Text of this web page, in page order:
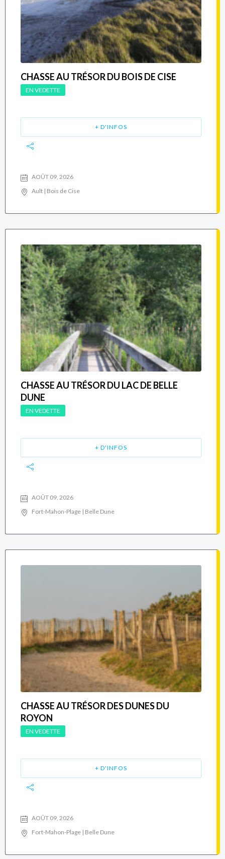
CHASSE AU TRÉSOR DU BOIS DE CISE
EN VEDETTE
+ D'INFOS
AOÛT 09, 2026
Ault | Bois de Cise
CHASSE AU TRÉSOR DU LAC DE BELLE
DUNE
EN VEDETTE
+ D'INFOS
AOÛT 09, 2026
Fort-Mahon-Plage | Belle Dune
CHASSE AU TRÉSOR DES DUNES DU
ROYON
EN VEDETTE
+ D'INFOS
AOÛT 09, 2026
Fort-Mahon-Plage | Belle Dune